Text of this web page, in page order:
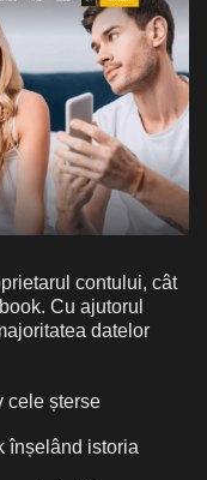
contului, cât
Cu ajutorul
datelor
cele șterse
înșelând istoria